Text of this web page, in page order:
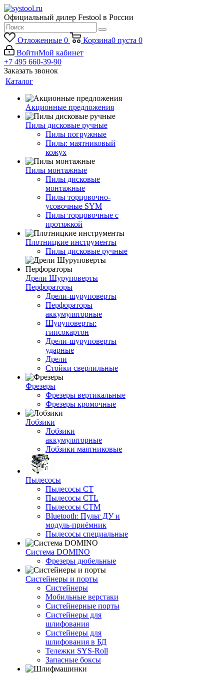
Официальный дилер Festool в России
Отложенные 0 Корзина0 пуста 0
ВойтиМой кабинет
+7 495 660-39-90
Заказать звонок
Каталог
Акционные предложения
Пилы дисковые ручные
Пилы погружные
Пилы: маятниковый
кожух
Пилы монтажные
Пилы дисковые
монтажные
Пилы торцовочно-
усовочные SYM
Пилы торцовочные с
протяжкой
Плотницкие инструменты
Пилы дисковые ручные
Дрели Шуруповерты
Перфораторы
Дрели-шуруповерты
Перфораторы
аккумуляторные
Шуруповерты:
гипсокартон
Дрели-шуруповерты
ударные
Дрели
Стойки сверлильные
Фрезеры
Фрезеры вертикальные
Фрезеры кромочные
Лобзики
Лобзики
аккумуляторные
Лобзики маятниковые
Пылесосы
Пылесосы CT
Пылесосы CTL
Пылесосы CTM
Bluetooth: Пульт ДУ и
модуль-приёмник
Пылесосы специальные
Система DOMINO
Фрезеры дюбельные
Систейнеры и порты
Систейнеры
Мобильные верстаки
Систейнерные порты
Систейнеры для
шлифования
Систейнеры для
шлифования в БД
Тележки SYS-Roll
Запасные боксы